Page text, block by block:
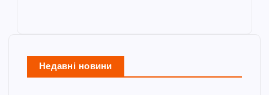
Недавні новини